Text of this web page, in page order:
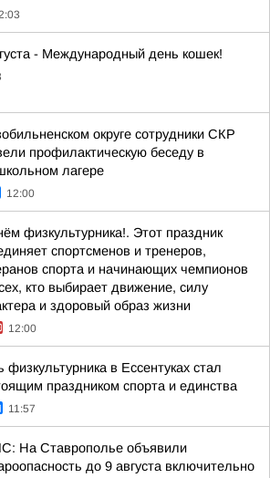
- Международный день кошек!
округе сотрудники СКР
профилактическую беседу в
лагере
12:00
физкультурника!. Этот праздник
спортсменов и тренеров,
спорта и начинающих чемпионов
кто выбирает движение, силу
и здоровый образ жизни
12:00
физкультурника в Ессентуках стал
праздником спорта и единства
11:57
На Ставрополье объявили
до 9 августа включительно